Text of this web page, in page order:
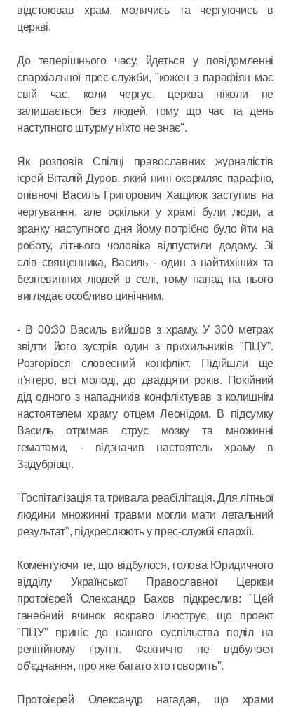
відстоював храм, молячись та чергуючись в
церкві.
До теперішнього часу, йдеться у повідомленні
єпархіальної прес-служби, "кожен з парафіян має
свій час, коли чергує, церква ніколи не
залишається без людей, тому що час та день
наступного штурму ніхто не знає".
Як розповів Спілці православних журналістів
ієрей Віталій Дуров, який нині окормляє парафію,
опівночі Василь Григорович Хащиюк заступив на
чергування, але оскільки у храмі були люди, а
зранку наступного дня йому потрібно було йти на
роботу, літнього чоловіка відпустили додому. Зі
слів священника, Василь - один з найтихіших та
безневинних людей в селі, тому напад на нього
виглядає особливо цинічним.
- В 00:30 Василь вийшов з храму. У 300 метрах
звідти його зустрів один з прихильників "ПЦУ".
Розгорівся словесний конфлікт. Підійшли ще
п'ятеро, всі молоді, до двадцяти років. Покійний
дід одного з нападників конфліктував з колишнім
настоятелем храму отцем Леонідом. В підсумку
Василь отримав струс мозку та множинні
гематоми, - відзначив настоятель храму в
Задубрівці.
"Госпіталізація та тривала реабілітація. Для літньої
людини множинні травми могли мати летальний
результат", підкреслюють у прес-службі єпархії.
Коментуючи те, що відбулося, голова Юридичного
відділу Української Православної Церкви
протоієрей Олександр Бахов підкреслив: "Цей
ганебний вчинок яскраво ілюструє, що проект
"ПЦУ" приніс до нашого суспільства поділ на
релігійному ґрунті. Фактично не відбулося
об'єднання, про яке багато хто говорить".
Протоієрей Олександр нагадав, що храми